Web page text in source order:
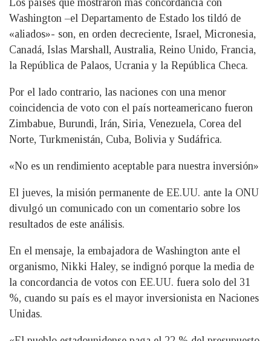
Washington –el Departamento de Estado los tildó de
«aliados»- son, en orden decreciente, Israel, Micronesia,
Canadá, Islas Marshall, Australia, Reino Unido, Francia,
la República de Palaos, Ucrania y la República Checa.
Por el lado contrario, las naciones con una menor
coincidencia de voto con el país norteamericano fueron
Zimbabue, Burundi, Irán, Siria, Venezuela, Corea del
Norte, Turkmenistán, Cuba, Bolivia y Sudáfrica.
«No es un rendimiento aceptable para nuestra inversión»
El jueves, la misión permanente de EE.UU. ante la ONU
divulgó un comunicado con un comentario sobre los
resultados de este análisis.
En el mensaje, la embajadora de Washington ante el
organismo, Nikki Haley, se indignó porque la media de
la concordancia de votos con EE.UU. fuera solo del 31
%, cuando su país es el mayor inversionista en Naciones
Unidas.